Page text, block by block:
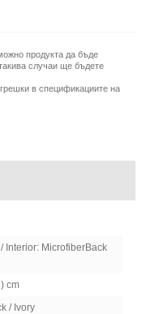
продукта да бъде
случаи ще бъдете
в спецификациите на
Interior: MicrofiberBack
cm
/ Ivory